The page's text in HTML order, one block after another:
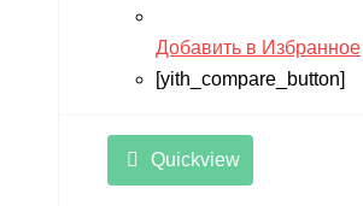
Добавить в Избранное
[yith_compare_button]
Quickview